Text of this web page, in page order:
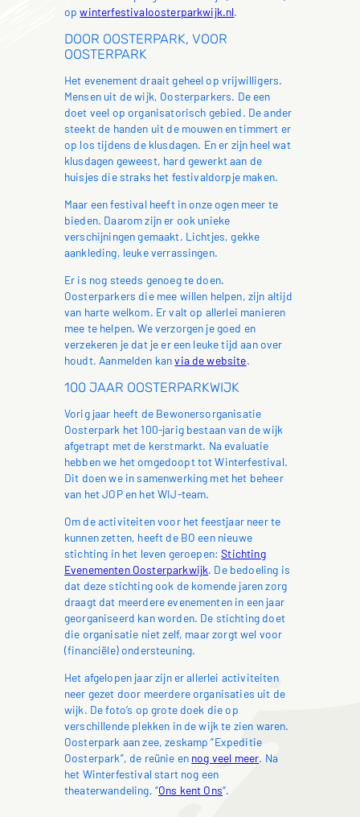
opwinterfestivaloosterparkwijk.nl.
DOOR OOSTERPARK, VOOR
OOSTERPARK
Het evenement draait geheel op vrijwilligers.
Mensen uit de wijk, Oosterparkers. De een
doet veel op organisatorisch gebied. De ander
steekt de handen uit de mouwen en timmert er
op los tijdens de klusdagen. En er zijn heel wat
klusdagen geweest, hard gewerkt aan de
huisjes die straks het festivaldorpje maken.
Maar een festival heeft in onze ogen meer te
bieden. Daarom zijn er ook unieke
verschijningen gemaakt. Lichtjes, gekke
aankleding, leuke verrassingen.
Er is nog steeds genoeg te doen.
Oosterparkers die mee willen helpen, zijn altijd
van harte welkom. Er valt op allerlei manieren
mee te helpen. We verzorgen je goed en
verzekeren je dat je er een leuke tijd aan over
houdt. Aanmelden kanvia de website.
100 JAAR OOSTERPARKWIJK
Vorig jaar heeft de Bewonersorganisatie
Oosterpark het 100-jarig bestaan van de wijk
afgetrapt met de kerstmarkt. Na evaluatie
hebben we het omgedoopt tot Winterfestival.
Dit doen we in samenwerking met het beheer
van het JOP en het WIJ-team.
Om de activiteiten voor het feestjaar neer te
kunnen zetten, heeft de BO een nieuwe
stichting in het leven geroepen:Stichting
Evenementen Oosterparkwijk. De bedoeling is
dat deze stichting ook de komende jaren zorg
draagt dat meerdere evenementen in een jaar
georganiseerd kan worden. De stichting doet
die organisatie niet zelf, maar zorgt wel voor
(financiële) ondersteuning.
Het afgelopen jaar zijn er allerlei activiteiten
neer gezet door meerdere organisaties uit de
wijk. De foto’s op grote doek die op
verschillende plekken in de wijk te zien waren.
Oosterpark aan zee, zeskamp “Expeditie
Oosterpark”, de reünie en nog veel meer. Na
het Winterfestival start nog een
theaterwandeling, “Ons kent Ons“.